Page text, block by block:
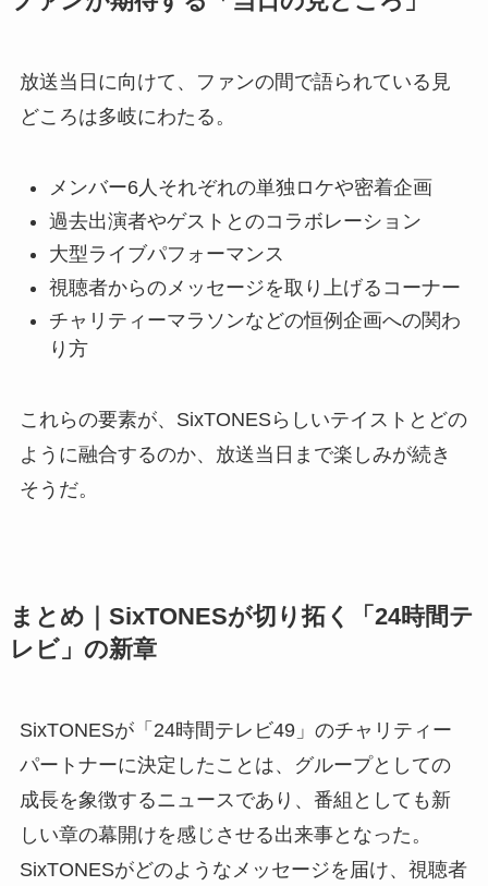
放送当日に向けて、ファンの間で語られている見
どころは多岐にわたる。
メンバー6人それぞれの単独ロケや密着企画
過去出演者やゲストとのコラボレーション
大型ライブパフォーマンス
視聴者からのメッセージを取り上げるコーナー
チャリティーマラソンなどの恒例企画への関わ
り方
これらの要素が、SixTONESらしいテイストとどの
ように融合するのか、放送当日まで楽しみが続き
そうだ。
まとめ｜SixTONESが切り拓く「24時間テ
レビ」の新章
SixTONESが「24時間テレビ49」のチャリティー
パートナーに決定したことは、グループとしての
成長を象徴するニュースであり、番組としても新
しい章の幕開けを感じさせる出来事となった。
SixTONESがどのようなメッセージを届け、視聴者